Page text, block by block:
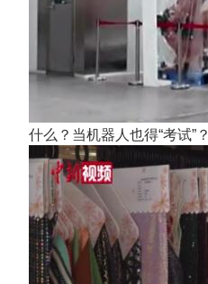
什么？当机器人也得“考试”？